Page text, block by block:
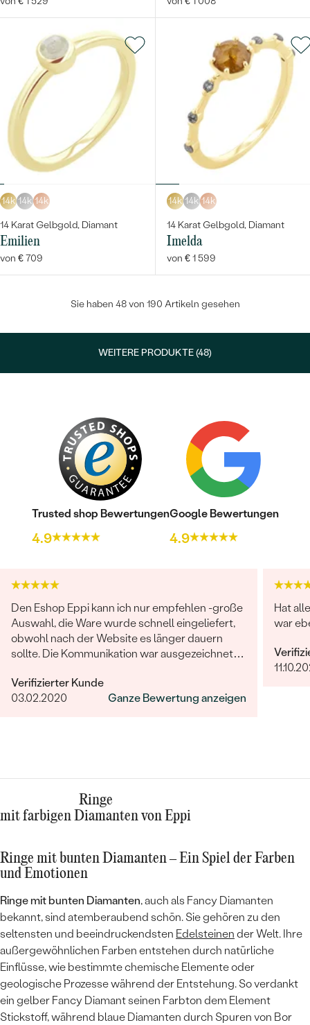
14k 14k 14k
14 Karat Gelbgold, Diamant
Emilien
von € 709
14k 14k 14k
14 Karat Gelbgold, Diamant
Imelda
von € 1 599
Sie haben 48 von 190 Artikeln gesehen
WEITERE PRODUKTE (48)
Trusted shop Bewertungen
4.9
Google Bewertungen
4.9
Den Eshop Eppi kann ich nur empfehlen -große
Auswahl, die Ware wurde schnell eingeliefert,
obwohl nach der Website es länger dauern
sollte. Die Kommunikation war ausgezeichnet
hochqualität! Sehr sehr zufrieden.
Verifizierter Kunde
03.02.2020
Ganze Bewertung anzeigen
Hat
war
Ringe
mit farbigen Diamanten von Eppi
Ringe mit bunten Diamanten – Ein Spiel der Farben
und Emotionen
Ringe mit bunten Diamanten, auch als Fancy Diamanten
bekannt, sind atemberaubend schön. Sie gehören zu den
seltensten und beeindruckendsten Edelsteinen der Welt. Ihre
außergewöhnlichen Farben entstehen durch natürliche
Einflüsse, wie bestimmte chemische Elemente oder
geologische Prozesse während der Entstehung. So verdankt
ein gelber Fancy Diamant seinen Farbton dem Element
Stickstoff, während blaue Diamanten durch Spuren von Bor